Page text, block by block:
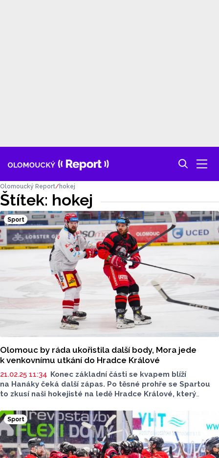
Štítek: hokej
Olomoucký Report hokej
Sport
Olomouc by ráda ukořistila další body, Mora jede
k venkovnímu utkání do Hradce Králové
21.02.25 11:34 Konec základní části se kvapem blíží
na Hanáky čeká další zápas. Po těsné prohře se Spartou
to zkusí naši hokejisté na ledě Hradce Králové, který
o proklouznutí do nejlepší čtyřky Tipsport extraligy,
nemají ovšem optimální formu. Mora se snaží vymanit
se z pozic mimo play-off a baráž. Komu se povede
přerušit negativní bilanci můžete sledovat dnes od 18
hodin.
Sport